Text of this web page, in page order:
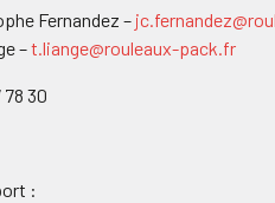
Fernandez –
–t.liange@rouleaux-pack.fr
78 30
: